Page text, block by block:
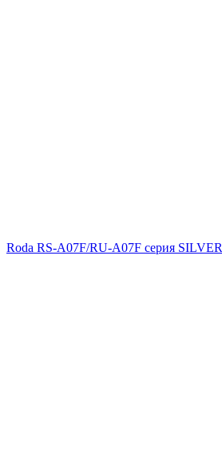
Roda RS-A07F/RU-A07F серия SILVER